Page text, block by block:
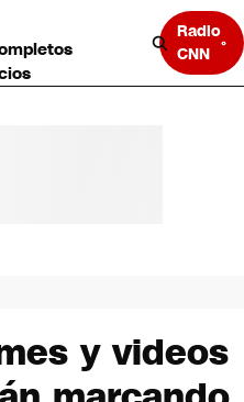
Radio
CNN
y videos